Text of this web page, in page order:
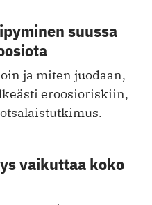
suussa
ja miten juodaan,
eroosioriskiin,
vaikuttaa koko